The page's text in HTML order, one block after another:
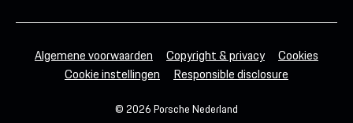
Algemene voorwaarden Copyright & privacy
Cookies
Cookie instellingen
Responsible disclosure
© 2026 Porsche Nederland